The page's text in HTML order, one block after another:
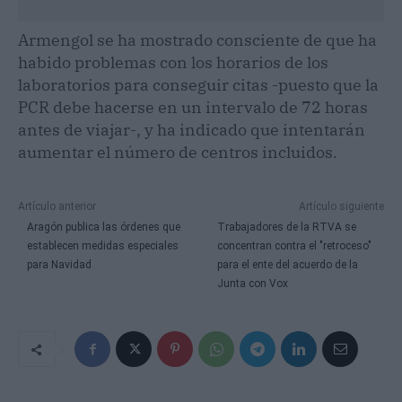
Armengol se ha mostrado consciente de que ha
habido problemas con los horarios de los
laboratorios para conseguir citas -puesto que la
PCR debe hacerse en un intervalo de 72 horas
antes de viajar-, y ha indicado que intentarán
aumentar el número de centros incluidos.
Artículo anterior
Aragón publica las órdenes que
establecen medidas especiales
para Navidad
Artículo siguiente
Trabajadores de la RTVA se
concentran contra el "retroceso"
para el ente del acuerdo de la
Junta con Vox